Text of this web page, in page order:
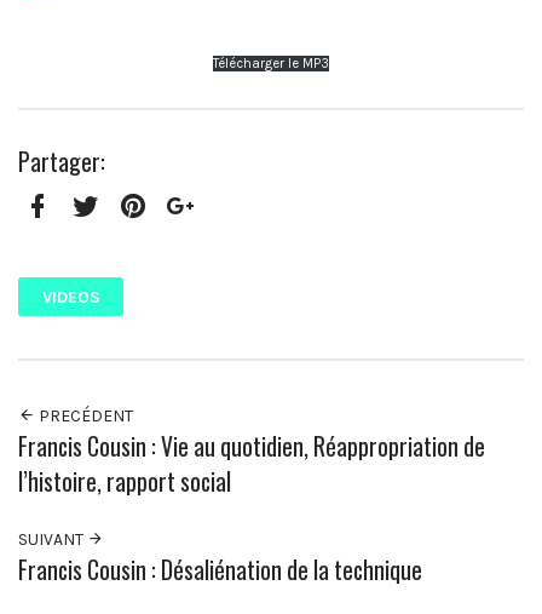
Télécharger le MP3
Partager:
VIDEOS
PRECÉDENT
Francis Cousin : Vie au quotidien, Réappropriation de
l’histoire, rapport social
SUIVANT
Francis Cousin : Désaliénation de la technique